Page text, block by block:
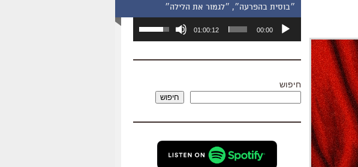
״בוסית בהפרעה״, ״לגמור את הלילה״
אודיו
00:00
01:00:12
השתמש
כדי
שמע.
חיפוש
חיפוש